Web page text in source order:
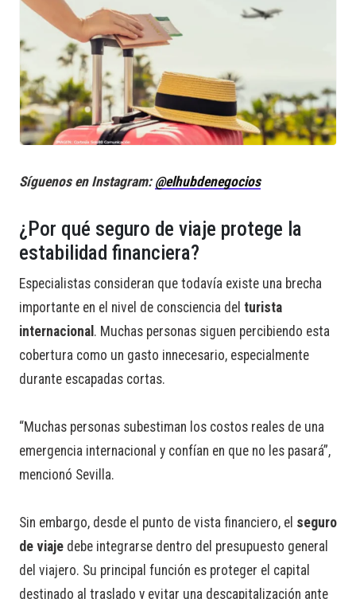
Síguenos en Instagram: @elhubdenegocios
¿Por qué seguro de viaje protege la
estabilidad financiera?
Especialistas consideran que todavía existe una brecha
importante en el nivel de consciencia del turista
internacional . Muchas personas siguen percibiendo esta
cobertura como un gasto innecesario, especialmente
durante escapadas cortas.
“Muchas personas subestiman los costos reales de una
emergencia internacional y confían en que no les pasará”,
mencionó Sevilla.
Sin embargo, desde el punto de vista financiero, el seguro
de viaje debe integrarse dentro del presupuesto general
del viajero. Su principal función es proteger el capital
destinado al traslado y evitar una descapitalización ante